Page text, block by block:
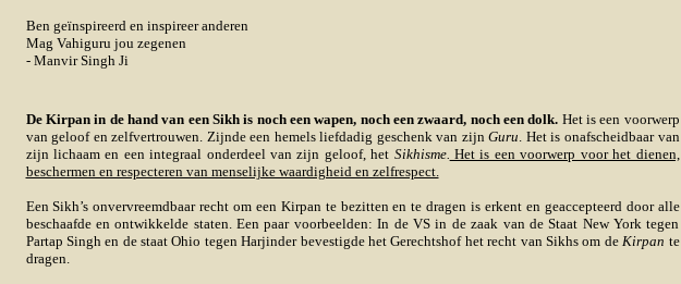
Ben geïnspireerd en inspireer anderen
Mag Vahiguru jou zegenen
- Manvir Singh Ji
De Kirpan in de hand van een Sikh is noch een wapen, noch een zwaard, noch een dolk. Het is een voorwerp
van geloof en zelfvertrouwen. Zijnde een hemels liefdadig geschenk van zijnGuru. Het is onafscheidbaar van
zijn lichaam en een integraal onderdeel van zijn geloof, het Sikhisme. Het is een voorwerp voor het dienen,
beschermen en respecteren van menselijke waardigheid en zelfrespect.
Een Sikh’s onvervreemdbaar recht om een Kirpan te bezitten en te dragen is erkent en geaccepteerd door alle
beschaafde en ontwikkelde staten. Een paar voorbeelden: In de VS in de zaak van de Staat New York tegen
Partap Singh en de staat Ohio tegen Harjinder bevestigde het Gerechtshof het recht van Sikhs om deKirpan te
dragen.